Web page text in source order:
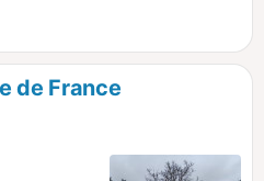
de France